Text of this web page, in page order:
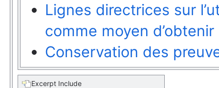
Lignes directrices sur
comme moyen
Conservation des
Excerpt Include